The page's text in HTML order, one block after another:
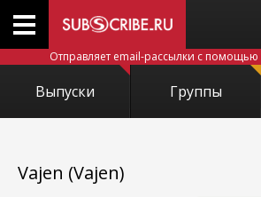
Отправляет email-рассылки с помощью
Выпуски Группы
Vajen (Vajen)